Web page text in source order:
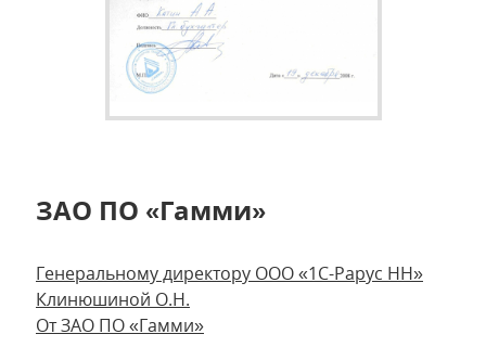
ЗАО ПО «Гамми»
Генеральному директору ООО «1С-Рарус НН»
Клинюшиной О.Н.
От ЗАО ПО «Гамми»